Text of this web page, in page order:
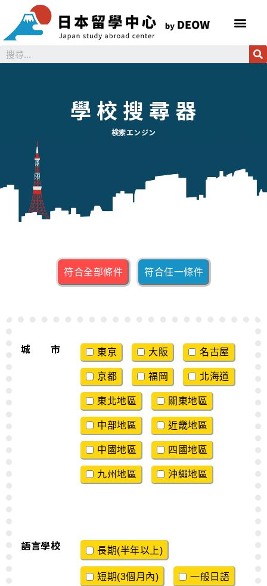
學 校 搜 尋 器
検索エンジン
符合全部條件 符合任一條件
城 市 東京 大阪 名古屋
京都 福岡 北海道
東北地區 關東地區
中部地區 近畿地區
中國地區 四國地區
九州地區 沖繩地區
語言學校 長期(半年以上)
短期(3個月內) 一般日語